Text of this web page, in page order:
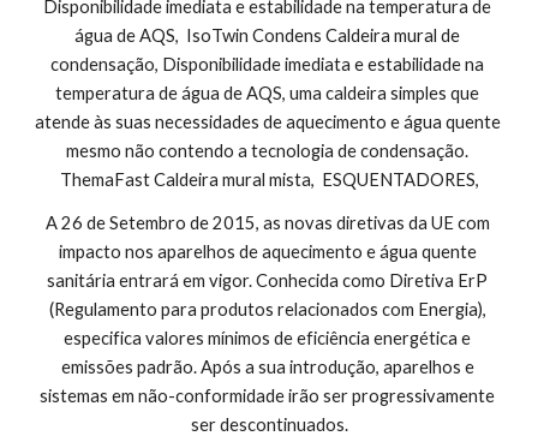
Disponibilidade imediata e estabilidade na temperatura de
água de AQS,  IsoTwin Condens Caldeira mural de
condensação, Disponibilidade imediata e estabilidade na
temperatura de água de AQS, uma caldeira simples que
atende às suas necessidades de aquecimento e água quente
mesmo não contendo a tecnologia de condensação.
ThemaFast Caldeira mural mista,  ESQUENTADORES,
A 26 de Setembro de 2015, as novas diretivas da UE com
impacto nos aparelhos de aquecimento e água quente
sanitária entrará em vigor. Conhecida como Diretiva ErP
(Regulamento para produtos relacionados com Energia),
especifica valores mínimos de eficiência energética e
emissões padrão. Após a sua introdução, aparelhos e
sistemas em não-conformidade irão ser progressivamente
ser descontinuados.